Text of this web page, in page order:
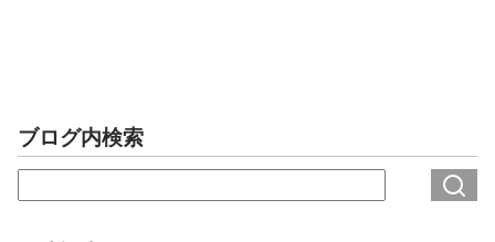
ブログ内検索